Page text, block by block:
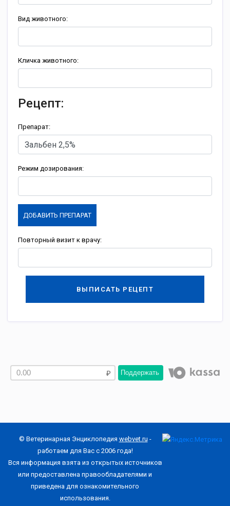
Вид животного:
Кличка животного:
Рецепт:
Препарат:
Режим дозирования:
ДОБАВИТЬ ПРЕПАРАТ
Повторный визит к врачу:
ВЫПИСАТЬ РЕЦЕПТ
Поддержать
© Ветеринарная Энциклопедия webvet.ru -
работаем для Вас с 2006 года!
Вся информация взята из открытых источников
или предоставлена правообладателями и
приведена для ознакомительного
использования.